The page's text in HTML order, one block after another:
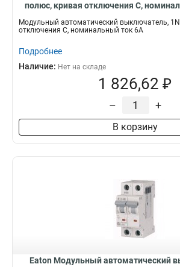
полюс, кривая отключения C,
Модульный автоматический выключатель,
отключения C, номинальный ток 6А
Подробнее
Наличие: Нет на складе
1 826,62 ₽
– +
В корзину
Eaton Модульный автоматический